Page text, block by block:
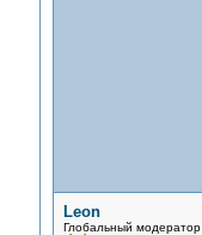
Leon
Глобальный модератор